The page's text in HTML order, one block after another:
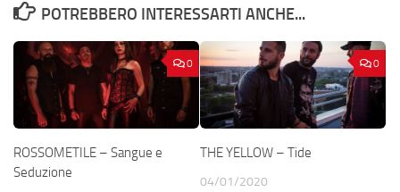
POTREBBERO INTERESSARTI ANCHE...
0
ROSSOMETILE – Sangue e
Seduzione
0
THE YELLOW – Tide
04/01/2020